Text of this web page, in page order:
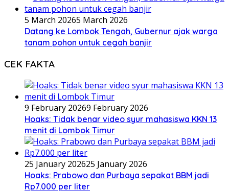
5 March 20265 March 2026
Datang ke Lombok Tengah, Gubernur ajak warga
tanam pohon untuk cegah banjir
CEK FAKTA
9 February 20269 February 2026
Hoaks: Tidak benar video syur mahasiswa KKN 13
menit di Lombok Timur
25 January 202625 January 2026
Hoaks: Prabowo dan Purbaya sepakat BBM jadi
Rp7.000 per liter